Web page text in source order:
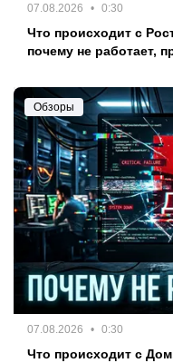
07.08.2026 0:30
Что происходит с
почему не работает,
Обзоры
07.08.2026 0:30
Что происходит с